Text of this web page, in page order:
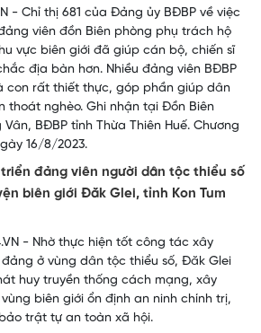
- Chỉ thị 681 của Đảng ủy BĐBP về việc
viên đồn Biên phòng phụ trách hộ
vực biên giới đã giúp cán bộ, chiến sĩ
địa bàn hơn. Nhiều đảng viên BĐBP
con rất thiết thực, góp phần giúp dân
thoát nghèo. Ghi nhận tại Đồn Biên
Vân, BĐBP tỉnh Thừa Thiên Huế. Chương
16/8/2023.
đảng viên người dân tộc thiểu số
biên giới Đăk Glei, tỉnh Kon Tum
- Nhờ thực hiện tốt công tác xây
ở vùng dân tộc thiểu số, Đăk Glei
huy truyền thống cách mạng, xây
biên giới ổn định an ninh chính trị,
trật tự an toàn xã hội.